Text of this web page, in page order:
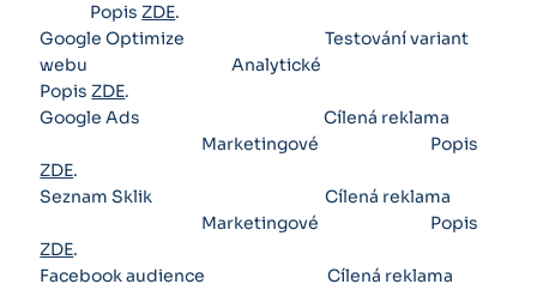
PopisZDE.
Google Optimize Testování variant
webu Analytické
PopisZDE.
Google Ads Cílená reklama
Marketingové Popis
ZDE.
Seznam Sklik Cílená reklama
Marketingové Popis
ZDE.
Facebook audience Cílená reklama